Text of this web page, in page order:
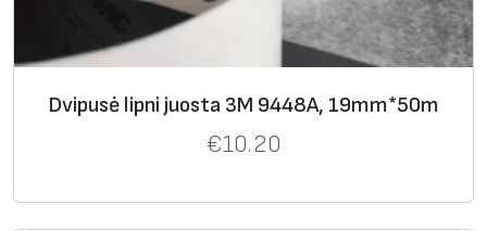
Dvipusė lipni juosta 3M 9448A, 19mm*50m
€10.20